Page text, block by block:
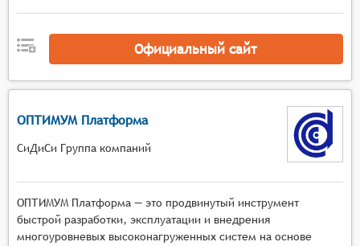
организации рабочего процесса, например,
работа с файлами и папками проекта,
управление зависимостями и версиями,
сборки и компиляции кода, обеспечивающие
автоматизацию процесса преобразования
исходного кода в исполняемый файл.
Официальный сайт
ОПТИМУМ Платформа
СиДиСи Группа компаний
ОПТИМУМ Платформа — это продвинутый инструмент
быстрой разработки, эксплуатации и внедрения
многоуровневых высоконагруженных систем на основе